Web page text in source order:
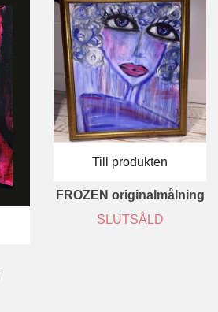
Till produkten
FROZEN originalmålning
SLUTSÅLD